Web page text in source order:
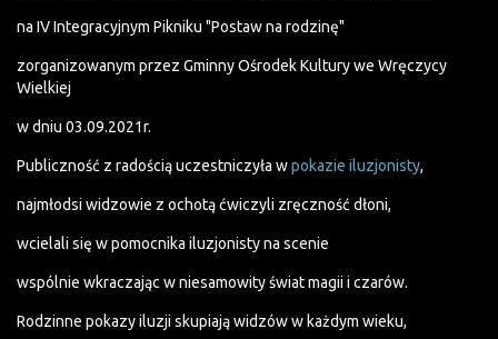
na IV Integracyjnym Pikniku "Postaw na rodzinę"
zorganizowanym przez Gminny Ośrodek Kultury we Wręczycy
Wielkiej
w dniu 03.09.2021r.
Publiczność z radością uczestniczyła wpokazie iluzjonisty,
najmłodsi widzowie z ochotą ćwiczyli zręczność dłoni,
wcielali się w pomocnika iluzjonisty na scenie
wspólnie wkraczając w niesamowity świat magii i czarów.
Rodzinne pokazy iluzji skupiają widzów w każdym wieku,